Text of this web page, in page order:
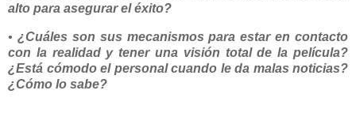
alto para asegurar el éxito?
• ¿Cuáles son sus mecanismos para estar en contacto
con la realidad y tener una visión total de la película?
¿Está cómodo el personal cuando le da malas noticias?
¿Cómo lo sabe?